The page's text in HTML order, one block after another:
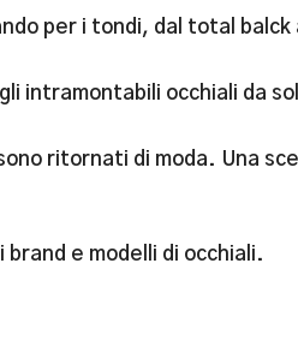
per i tondi, dal total balck
intramontabili occhiali da
ritornati di moda. Una
e modelli di occhiali.